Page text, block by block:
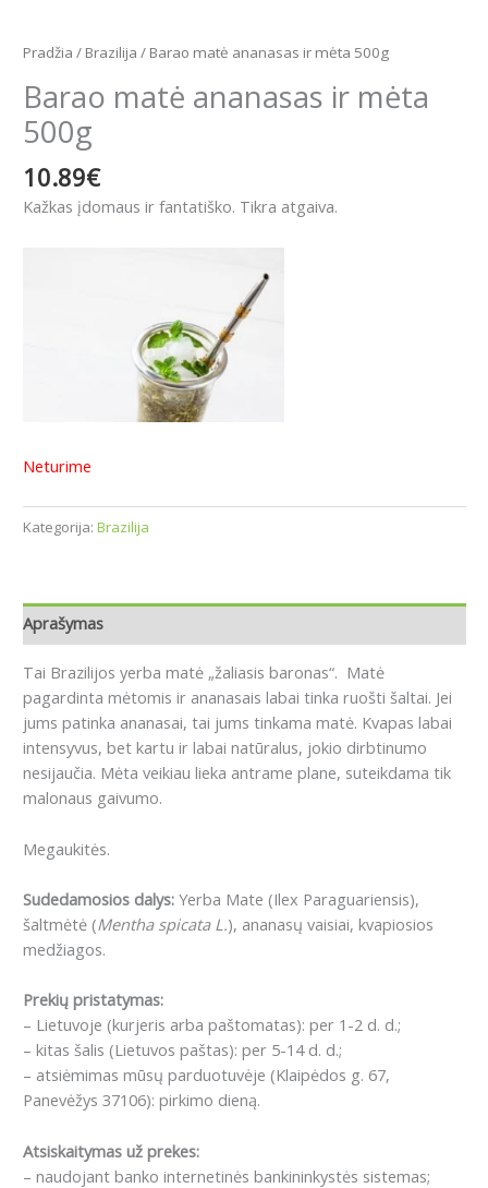
Pradžia / Brazilija / Barao matė ananasas ir mėta 500g
Barao matė ananasas ir mėta
500g
10.89€
Kažkas įdomaus ir fantatiško. Tikra atgaiva.
Neturime
Kategorija: Brazilija
Aprašymas
Tai Brazilijos yerba matė „žaliasis baronas“. Matė
pagardinta mėtomis ir ananasais labai tinka ruošti šaltai. Jei
jums patinka ananasai, tai jums tinkama matė. Kvapas labai
intensyvus, bet kartu ir labai natūralus, jokio dirbtinumo
nesijaučia. Mėta veikiau lieka antrame plane, suteikdama tik
malonaus gaivumo.
Megaukitės.
Sudedamosios dalys: Yerba Mate (Ilex Paraguariensis),
šaltmėtė (Mentha spicata L.), ananasų vaisiai, kvapiosios
medžiagos.
Prekių pristatymas:
– Lietuvoje (kurjeris arba paštomatas): per 1-2 d. d.;
– kitas šalis (Lietuvos paštas): per 5-14 d. d.;
– atsiėmimas mūsų parduotuvėje (Klaipėdos g. 67,
Panevėžys 37106): pirkimo dieną.
Atsiskaitymas už prekes:
– naudojant banko internetinės bankininkystės sistemas;